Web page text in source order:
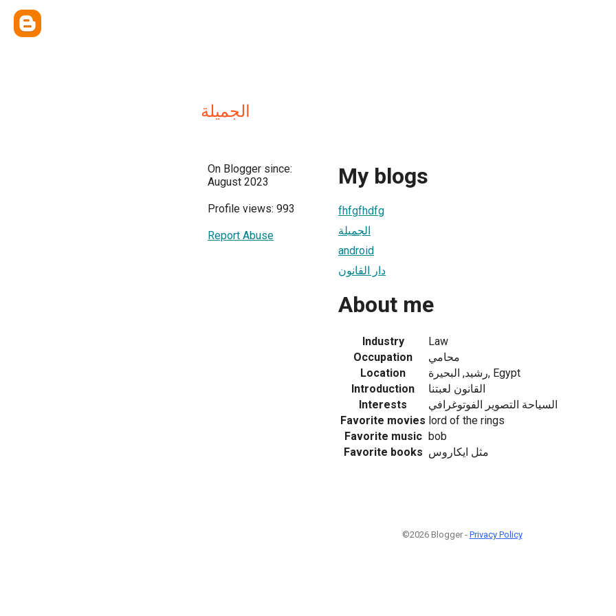
الجميلة
On Blogger since:
August 2023
Profile views: 993
Report Abuse
My blogs
fhfgfhdfg
الجميلة
android
دار القانون
About me
Industry
Law
Occupation
محامي
Location
رشيد, البحيرة, Egypt
Introduction
القانون لعبتنا
Interests
السياحة التصوير الفوتوغرافي
Favorite movies lord of the rings
Favorite music bob
Favorite books مثل ايكاروس
©2026 Blogger - Privacy Policy